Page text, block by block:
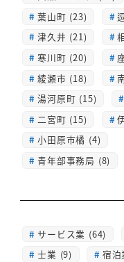
葉山町 (23)
津久井 (21)
寒川町 (20)
綾瀬市 (18)
湯河原町 (15)
二宮町 (15)
小田原市橘 (4)
青年部事務局 (8)
サービス業 (64)
士業 (9)
宿